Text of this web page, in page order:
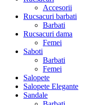
Accesorii
Rucsacuri barbati
Barbati
Rucsacuri dama
Femei
Saboti
Barbati
Femei
Salopete
Salopete Elegante
Sandale